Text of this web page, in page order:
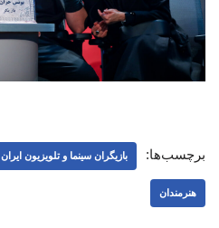
برچسب‌ها: بازیگران سینما و تلویزیون ایران
هنرمندان